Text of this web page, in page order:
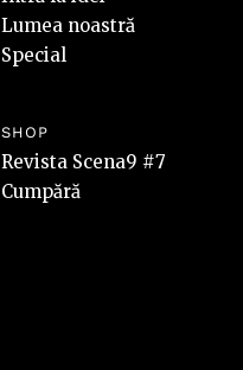
Lumea noastră
Special
SHOP
Revista Scena9 #7
Cumpără